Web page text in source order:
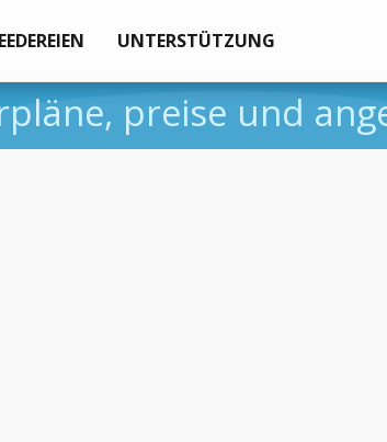
UNTERSTÜTZUNG
preise und